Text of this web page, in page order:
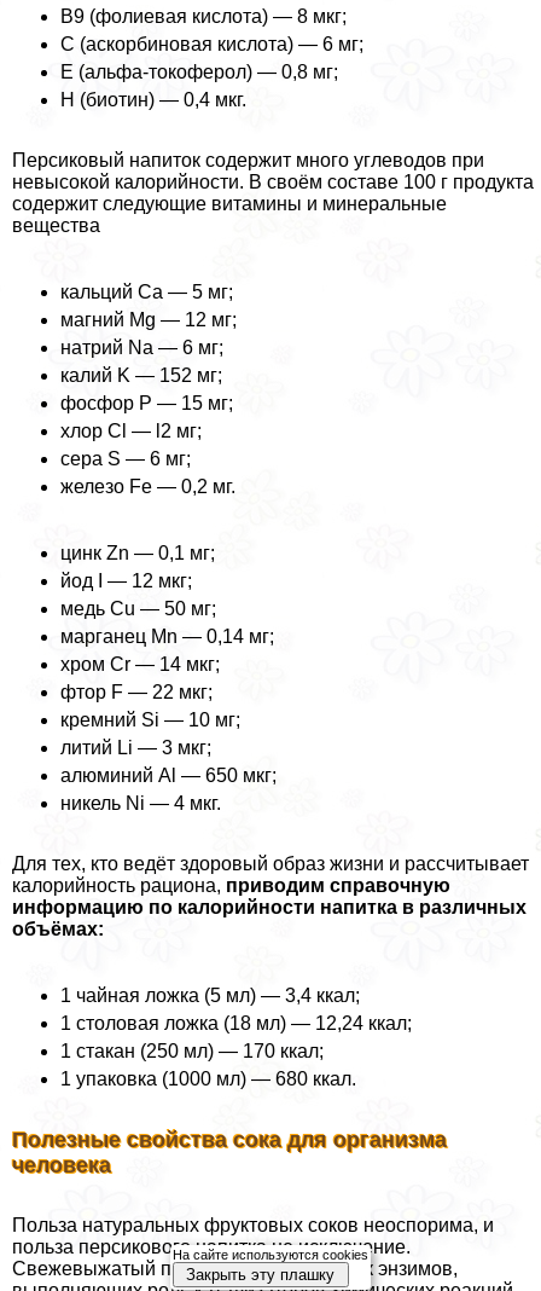
B9 (фолиевая кислота) — 8 мкг;
С (аскорбиновая кислота) — 6 мг;
E (альфа-токоферол) — 0,8 мг;
H (биотин) — 0,4 мкг.
Персиковый напиток содержит много углеводов при
невысокой калорийности. В своём составе 100 г продукта
содержит следующие витамины и минеральные
вещества
кальций Ca — 5 мг;
магний Mg — 12 мг;
натрий Na — 6 мг;
калий K — 152 мг;
фосфор P — 15 мг;
хлор Cl — l2 мг;
сера S — 6 мг;
железо Fe — 0,2 мг.
цинк Zn — 0,1 мг;
йод I — 12 мкг;
медь Cu — 50 мг;
марганец Mn — 0,14 мг;
хром Cr — 14 мкг;
фтор F — 22 мкг;
кремний Si — 10 мг;
литий Li — 3 мкг;
алюминий Al — 650 мкг;
никель Ni — 4 мкг.
Для тех, кто ведёт здоровый образ жизни и рассчитывает
калорийность рациона, приводим справочную
информацию по калорийности напитка в различных
объёмах:
1 чайная ложка (5 мл) — 3,4 ккал;
1 столовая ложка (18 мл) — 12,24 ккал;
1 стакан (250 мл) — 170 ккал;
1 упаковка (1000 мл) — 680 ккал.
Полезные свойства сока для организма
человека
Польза натуральных фруктовых соков неоспорима, и
польза персикового напитка не исключение.
Свежевыжатый продукт — это источник энзимов,
На сайте используются cookies
Закрыть эту плашку